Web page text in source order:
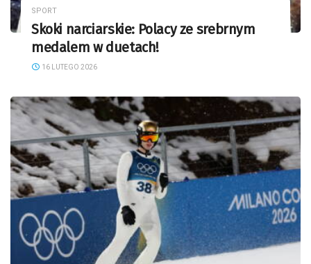
SPORT
Skoki narciarskie: Polacy ze srebrnym
medalem w duetach!
16 LUTEGO 2026